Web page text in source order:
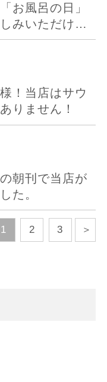
お風呂の日」
みいただけま
！当店はサウ
りません！
朝刊で当店が
た。
1 2 3